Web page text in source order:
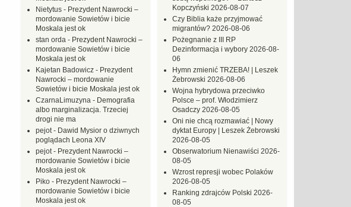
Kopczyński 2026-08-07
Czy Biblia każe przyjmować
migrantów? 2026-08-06
Pożegnanie z III RP
Dezinformacja i wybory 2026-08-
06
Hymn zmienić TRZEBA! | Leszek
Żebrowski 2026-08-06
Wojna hybrydowa przeciwko
Polsce – prof. Włodzimierz
Osadczy 2026-08-05
Oni nie chcą rozmawiać | Nowy
dyktat Europy | Leszek Żebrowski
2026-08-05
Obserwatorium Nienawiści 2026-
08-05
Wzrost represji wobec Polaków
2026-08-05
Ranking zdrajców Polski 2026-
08-05
Nietytus - Prezydent Nawrocki –
mordowanie Sowietów i bicie
Moskala jest ok
stan orda - Prezydent Nawrocki –
mordowanie Sowietów i bicie
Moskala jest ok
Kajetan Badowicz - Prezydent
Nawrocki – mordowanie
Sowietów i bicie Moskala jest ok
CzarnaLimuzyna - Demografia
albo marginalizacja. Trzeciej
drogi nie ma
pejot- Dawid Mysior o dziwnych
poglądach Leona XIV
pejot- Prezydent Nawrocki –
mordowanie Sowietów i bicie
Moskala jest ok
Piko - Prezydent Nawrocki –
mordowanie Sowietów i bicie
Moskala jest ok